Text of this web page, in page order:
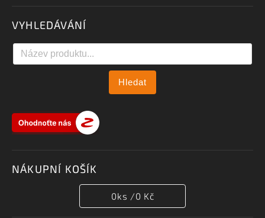
VYHLEDÁVÁNÍ
Hledat
NÁKUPNÍ KOŠÍK
0ks /0 Kč